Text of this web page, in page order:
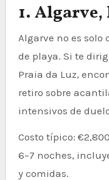
1.
Algarve no es solo
de playa. Si te
Praia da Luz,
retiro sobre
intensivos de
Costo típico:
6–7 noches,
y comidas.